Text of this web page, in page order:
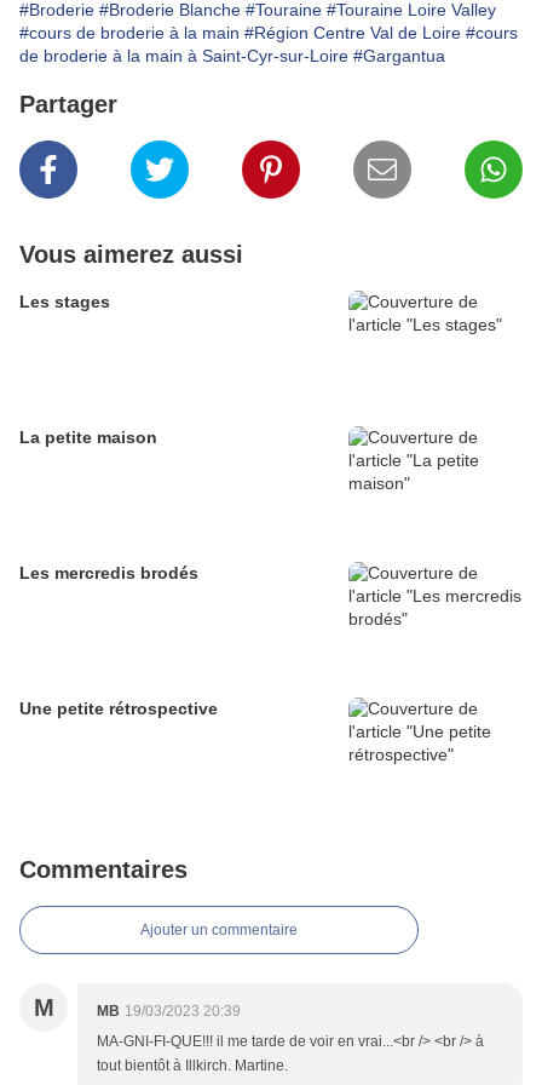
#Broderie #Broderie Blanche #Touraine #Touraine Loire Valley
#cours de broderie à la main #Région Centre Val de Loire #cours
de broderie à la main à Saint-Cyr-sur-Loire #Gargantua
Partager
Vous aimerez aussi
Les stages
La petite maison
Les mercredis brodés
Une petite rétrospective
Commentaires
Ajouter un commentaire
M MB 19/03/2023 20:39
MA-GNI-FI-QUE!!! il me tarde de voir en vrai...<br /> <br /> à
tout bientôt à Illkirch. Martine.